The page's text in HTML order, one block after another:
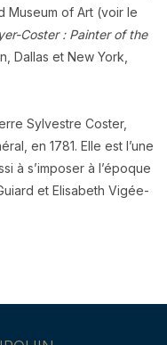
Museum of Art (voir le
Coster : Painter of the
Dallas et New York,
Sylvestre Coster,
en 1781. Elle est l’une
à s’imposer à l’époque
et Elisabeth Vigée-